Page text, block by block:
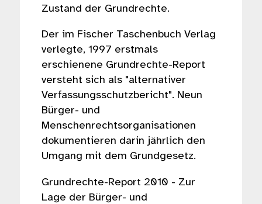
Zustand der Grundrechte.
Der im Fischer Taschenbuch Verlag
verlegte, 1997 erstmals
erschienene Grundrechte-Report
versteht sich als "alternativer
Verfassungsschutzbericht". Neun
Bürger- und
Menschenrechtsorganisationen
dokumentieren darin jährlich den
Umgang mit dem Grundgesetz.
Grundrechte-Report 2010 - Zur
Lage der Bürger- und